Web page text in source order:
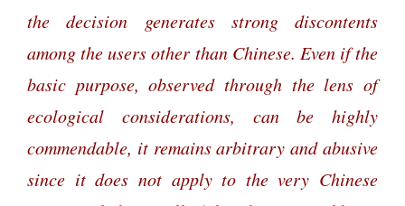
the decision generates strong discontents
among the users other than Chinese. Even if the
basic purpose, observed through the lens of
ecological considerations, can be highly
commendable, it remains arbitrary and abusive
since it does not apply to the very Chinese